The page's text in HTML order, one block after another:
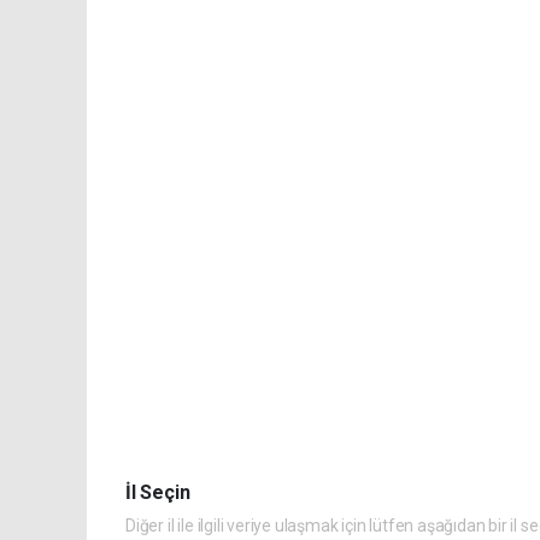
İl Seçin
Diğer il ile ilgili veriye ulaşmak için lütfen aşağıdan bir il